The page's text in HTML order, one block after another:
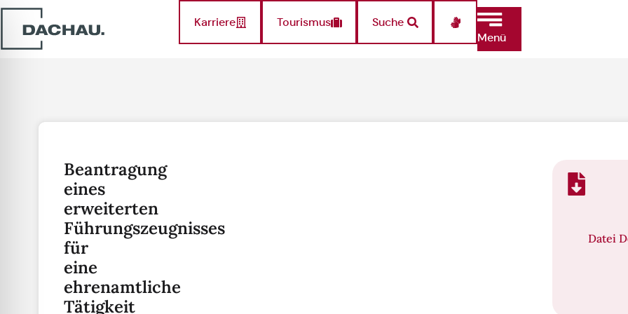
Karriere Tourismus
Suche
Menü
Beantragung
eines
erweiterten
Führungszeugnisses
für
eine
ehrenamtliche
Tätigkeit
Datei